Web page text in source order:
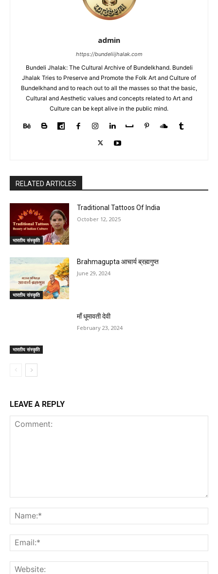
admin
https://bundeliijhalak.com
Bundeli Jhalak: The Cultural Archive of Bundelkhand. Bundeli
Jhalak Tries to Preserve and Promote the Folk Art and Culture of
Bundelkhand and to reach out to all the masses so that the basic,
Cultural and Aesthetic values and concepts related to Art and
Culture can be kept alive in the public mind.
RELATED ARTICLES
भारतीय संस्कृति
Traditional Tattoos Of India
October 12, 2025
भारतीय संस्कृति
Brahmagupta आचार्य ब्रह्मगुप्त
June 29, 2024
भारतीय संस्कृति
माँ धूमावती देवी
February 23, 2024
LEAVE A REPLY